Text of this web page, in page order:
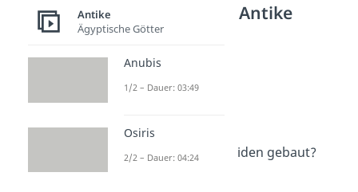
Weitere Inhalte: Antike
Altes Ägypten
Altes Ägypten
Dauer: 05:17
Ägyptische Götter
Dauer: 04:07
Dauer: 05:10
Wie wurden die Pyramiden gebaut?
Antike
Ägyptische Götter
Anubis
1/2 – Dauer: 03:49
Osiris
2/2 – Dauer: 04:24